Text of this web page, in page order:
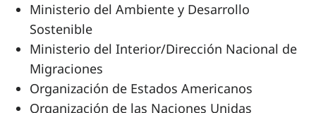
Ministerio del Ambiente y Desarrollo
Sostenible
Ministerio del Interior/Dirección Nacional de
Migraciones
Organización de Estados Americanos
Organización de las Naciones Unidas